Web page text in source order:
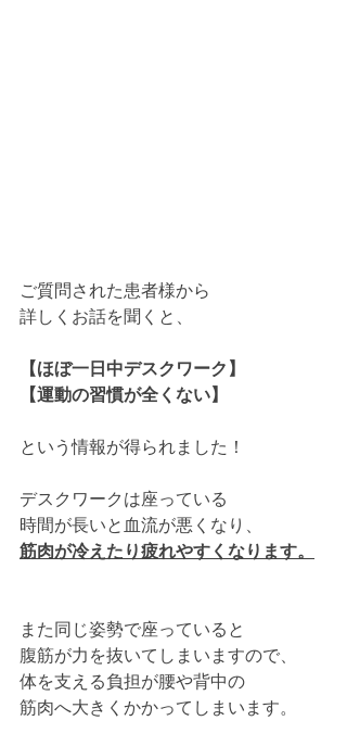
ご質問された患者様から
詳しくお話を聞くと、
【ほぼ一日中デスクワーク】
【運動の習慣が全くない】
という情報が得られました！
デスクワークは座っている
時間が長いと血流が悪くなり、
筋肉が冷えたり疲れやすくなります。
また同じ姿勢で座っていると
腹筋が力を抜いてしまいますので、
体を支える負担が腰や背中の
筋肉へ大きくかかってしまいます。